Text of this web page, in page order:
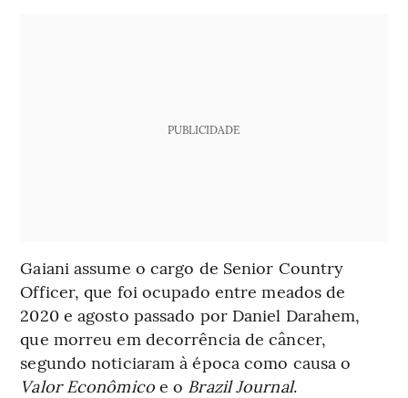
PUBLICIDADE
Gaiani assume o cargo de Senior Country
Officer, que foi ocupado entre meados de
2020 e agosto passado por Daniel Darahem,
que morreu em decorrência de câncer,
segundo noticiaram à época como causa o
Valor Econômicoe o Brazil Journal.